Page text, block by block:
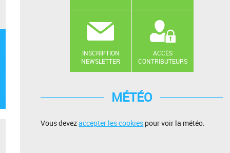
INSCRIPTION
NEWSLETTER
ACCÈS
CONTRIBUTEURS
MÉTÉO
Vous devezaccepter les cookies pour voir la météo.